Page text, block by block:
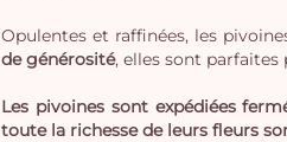
Opulentes et raffinées, les
de générosité, elles sont
Les pivoines sont expédiées
toute la richesse de leurs fleurs